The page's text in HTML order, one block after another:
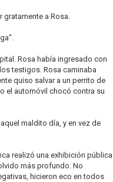
gratamente a Rosa.
Rosa había ingresado con
testigos. Rosa caminaba
quiso salvar a un perrito de
el automóvil chocó contra su
maldito día, y en vez de
realizó una exhibición pública
más profundo. No
hicieron eco en todos